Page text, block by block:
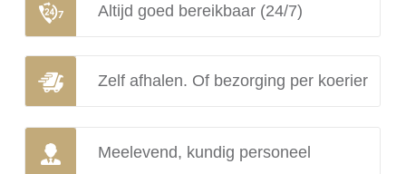
Altijd goed bereikbaar (24/7)
Zelf afhalen. Of bezorging per koerier
Meelevend, kundig personeel